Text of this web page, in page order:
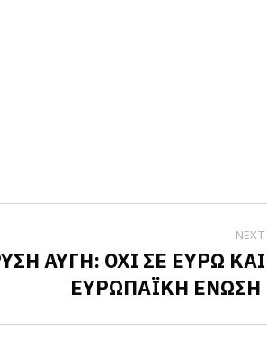
NEXT
ΑΥΓΗ: ΟΧΙ ΣΕ ΕΥΡΩ ΚΑΙ
ΕΥΡΩΠΑΪΚΗ ΕΝΩΣΗ